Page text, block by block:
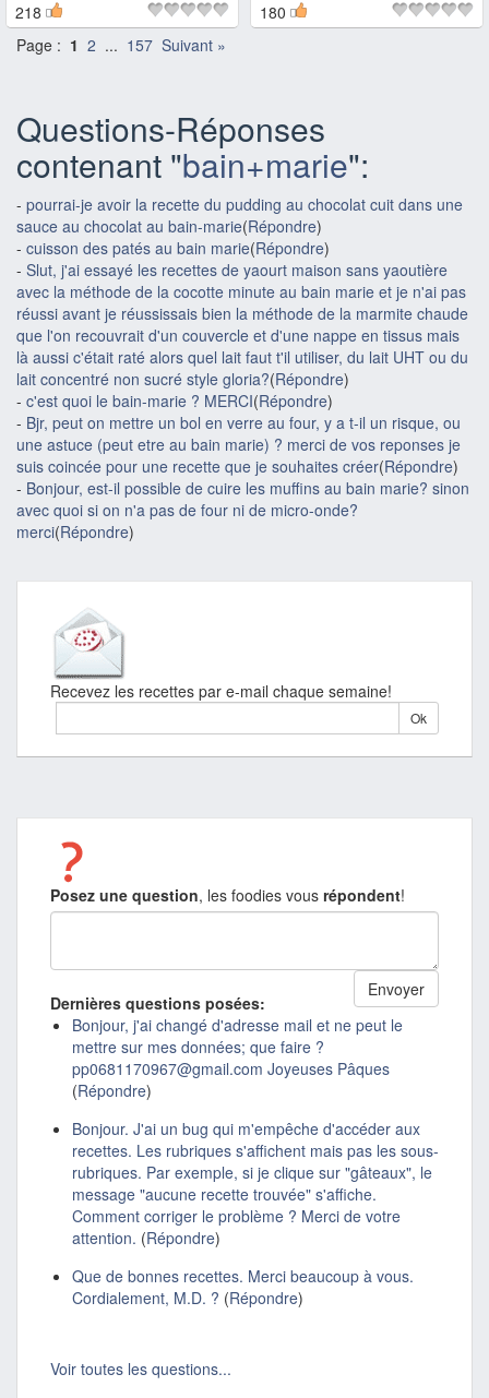
218
180
Page : 1 2 ... 157 Suivant »
Questions-Réponses
contenant "bain+marie":
- pourrai-je avoir la recette du pudding au chocolat cuit dans une
sauce au chocolat au bain-marie(Répondre)
- cuisson des patés au bain marie(Répondre)
- Slut, j'ai essayé les recettes de yaourt maison sans yaoutière
avec la méthode de la cocotte minute au bain marie et je n'ai pas
réussi avant je réussissais bien la méthode de la marmite chaude
que l'on recouvrait d'un couvercle et d'une nappe en tissus mais
là aussi c'était raté alors quel lait faut t'il utiliser, du lait UHT ou du
lait concentré non sucré style gloria?(Répondre)
- c'est quoi le bain-marie ? MERCI(Répondre)
- Bjr, peut on mettre un bol en verre au four, y a t-il un risque, ou
une astuce (peut etre au bain marie) ? merci de vos reponses je
suis coincée pour une recette que je souhaites créer(Répondre)
- Bonjour, est-il possible de cuire les muffins au bain marie? sinon
avec quoi si on n'a pas de four ni de micro-onde?
merci(Répondre)
Recevez les recettes par e-mail chaque semaine!
Posez une question, les foodies vous répondent!
Dernières questions posées:
Bonjour, j'ai changé d'adresse mail et ne peut le
mettre sur mes données; que faire ?
pp0681170967@gmail.com Joyeuses Pâques
(Répondre)
Bonjour. J'ai un bug qui m'empêche d'accéder aux
recettes. Les rubriques s'affichent mais pas les sous-
rubriques. Par exemple, si je clique sur "gâteaux", le
message "aucune recette trouvée" s'affiche.
Comment corriger le problème ? Merci de votre
attention. (Répondre)
Que de bonnes recettes. Merci beaucoup à vous.
Cordialement, M.D. ? (Répondre)
Voir toutes les questions...